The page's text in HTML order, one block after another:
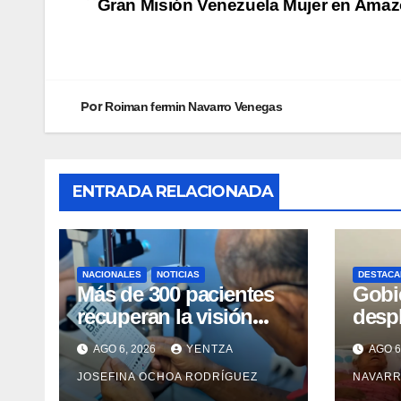
Gran Misión Venezuela Mujer en
PorRoiman fermin Navarro Venegas
ENTRADA RELACIONADA
NACIONALES NOTICIAS
Más de 300 pacientes
recuperan la visión
con cirugías gratuitas
de cataratas en Zulia
AGO 6, 2026 YENTZA
JOSEFINA OCHOA RODRÍGUEZ
con
AGO